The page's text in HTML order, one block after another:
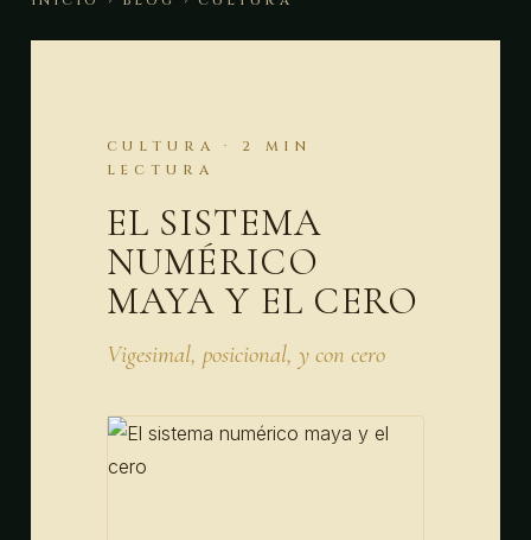
CULTURA · 2 MIN
LECTURA
EL SISTEMA
NUMÉRICO
MAYA Y EL CERO
Vigesimal, posicional, y con cero